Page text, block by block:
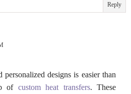
Reply
personalized designs is easier than
of custom heat transfers. These